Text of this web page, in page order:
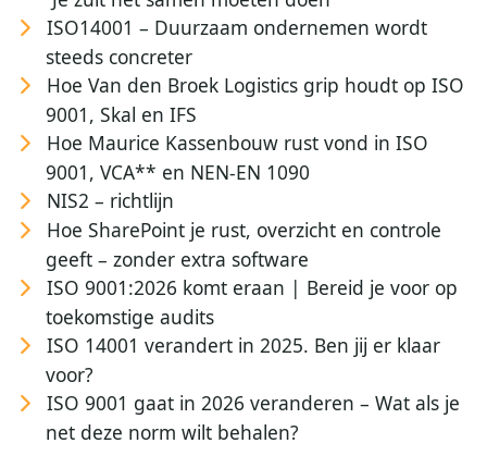
ISO14001 – Duurzaam ondernemen wordt
steeds concreter
Hoe Van den Broek Logistics grip houdt op ISO
9001, Skal en IFS
Hoe Maurice Kassenbouw rust vond in ISO
9001, VCA** en NEN-EN 1090
NIS2 – richtlijn
Hoe SharePoint je rust, overzicht en controle
geeft – zonder extra software
ISO 9001:2026 komt eraan | Bereid je voor op
toekomstige audits
ISO 14001 verandert in 2025. Ben jij er klaar
voor?
ISO 9001 gaat in 2026 veranderen – Wat als je
net deze norm wilt behalen?